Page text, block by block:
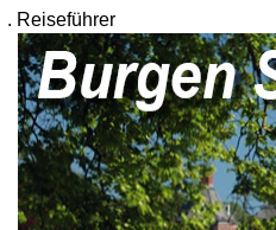
. Reiseführer